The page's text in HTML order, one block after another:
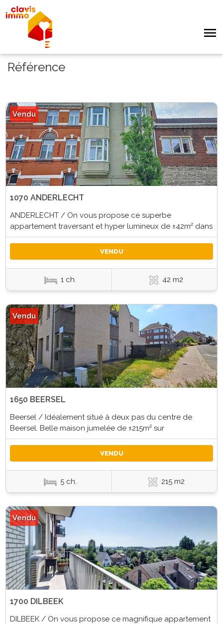
Référence
Vendu
1070 ANDERLECHT
ANDERLECHT / On vous propose ce superbe
appartement traversant et hyper lumineux de ±42m² dans
VENDU
1 ch. 42 m2
Vendu
1650 BEERSEL
Beersel / Idéalement situé à deux pas du centre de
Beersel. Belle maison jumelée de ±215m² sur
VENDU
5 ch. 215 m2
Vendu
1700 DILBEEK
DILBEEK / On vous propose ce magnifique appartement